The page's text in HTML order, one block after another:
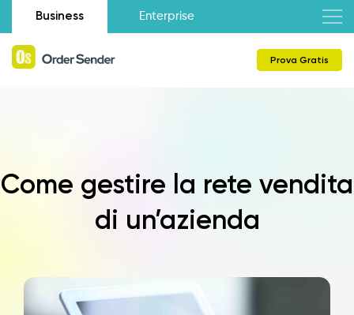
Business Enterprise
Prova Gratis
Come gestire la rete vendita
di un’azienda